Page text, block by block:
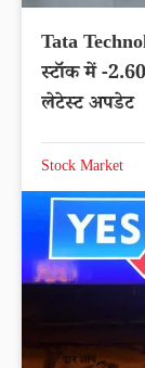
Tata
स्टॉक में -
लेटेस्ट अपडेट
Stock Market